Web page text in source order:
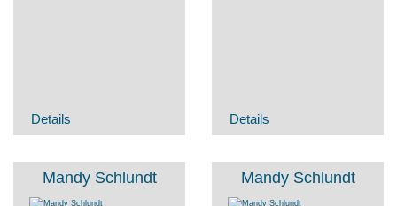
Details Details
Mandy Schlundt Mandy Schlundt